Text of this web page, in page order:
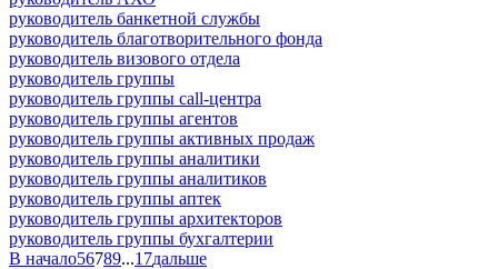
руководитель банкетной службы
руководитель благотворительного фонда
руководитель визового отдела
руководитель группы
руководитель группы call-центра
руководитель группы агентов
руководитель группы активных продаж
руководитель группы аналитики
руководитель группы аналитиков
руководитель группы аптек
руководитель группы архитекторов
руководитель группы бухгалтерии
В начало56789...17дальше